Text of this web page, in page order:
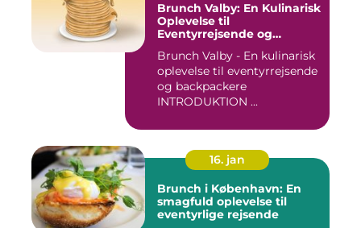
Brunch Valby: En Kulinarisk
Oplevelse til
Eventyrrejsende og
Brunch Valby - En kulinarisk
oplevelse til eventyrrejsende
og backpackere
INTRODUKTION ...
16. jan
Brunch i København: En
smagfuld oplevelse til
eventyrlige rejsende